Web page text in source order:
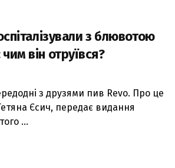
з блювотою
він отруївся?
з друзями пив Revo. Про це
Єсич, передає видання
...